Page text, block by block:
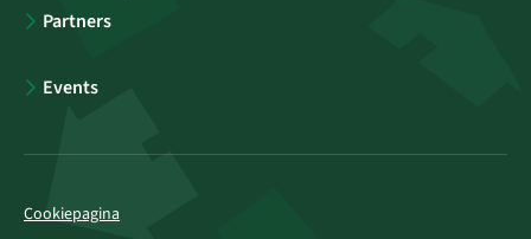
Partners
Events
Cookiepagina